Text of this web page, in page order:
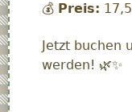
💰 Preis:
Jetzt buchen
werden! 🌿✨